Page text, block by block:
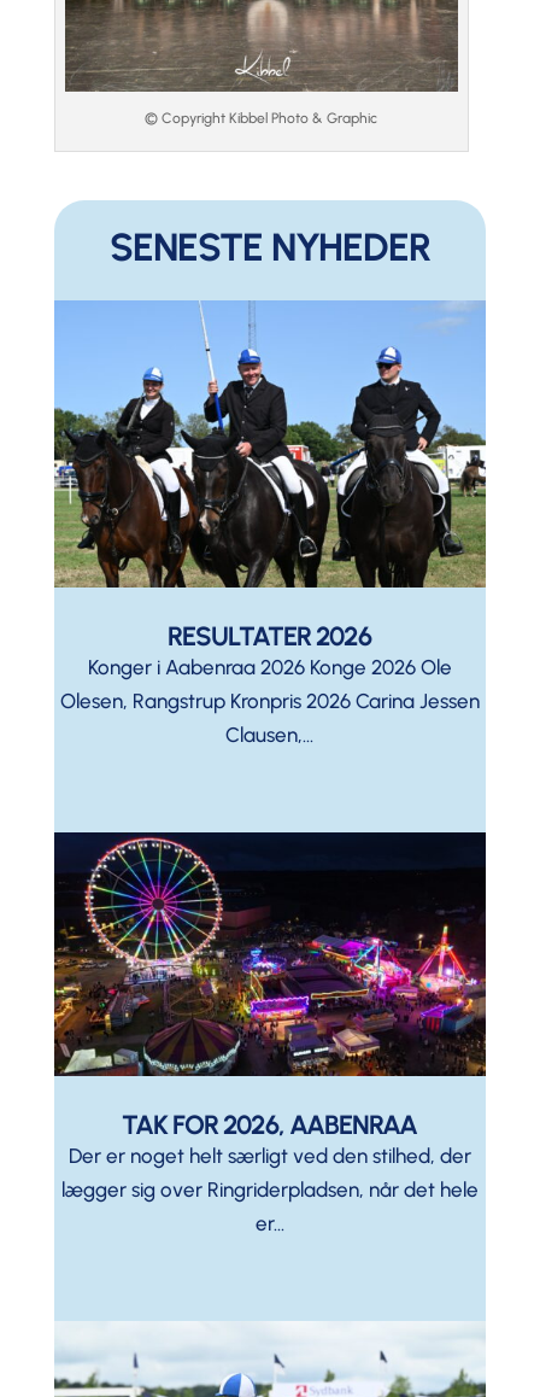
© Copyright Kibbel Photo & Graphic
SENESTE NYHEDER
RESULTATER 2026
Konger i Aabenraa 2026 Konge 2026 Ole
Olesen, Rangstrup Kronpris 2026 Carina Jessen
Clausen,...
TAK FOR 2026, AABENRAA
Der er noget helt særligt ved den stilhed, der
lægger sig over Ringriderpladsen, når det hele
er...